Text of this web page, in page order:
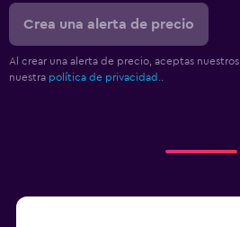
Crea una alerta de precio
Al crear una alerta de precio, aceptas nuestros
nuestra política de privacidad.